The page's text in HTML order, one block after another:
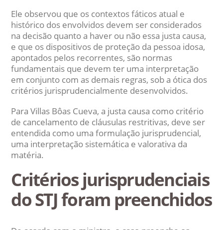
Ele observou que os contextos fáticos atual e
histórico dos envolvidos devem ser considerados
na decisão quanto a haver ou não essa justa causa,
e que os dispositivos de proteção da pessoa idosa,
apontados pelos recorrentes, são normas
fundamentais que devem ter uma interpretação
em conjunto com as demais regras, sob a ótica dos
critérios jurisprudencialmente desenvolvidos.
Para Villas Bôas Cueva, a justa causa como critério
de cancelamento de cláusulas restritivas, deve ser
entendida como uma formulação jurisprudencial,
uma interpretação sistemática e valorativa da
matéria.
Critérios jurisprudenciais
do STJ foram preenchidos